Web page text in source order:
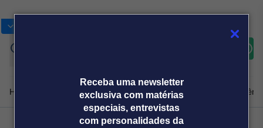
Receba uma newsletter
exclusiva com matérias
especiais, entrevistas
com personalidades da
Home Produtos e soluçõesNotíciasBlogWeekend